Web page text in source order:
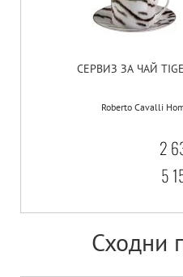
СЕРВИЗ ЗА ЧАЙ
Roberto Cavalli
2
5
Сходни